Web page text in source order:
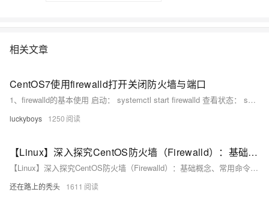
相关文章
CentOS7使用firewalld打开关闭防火墙与端口
1、firewalld的基本使用 启动： systemctl start firewalld 查看状态： systemctl status firewalld 停止： systemctl disable firewalld 禁用： systemctl stop firewalld 2.
luckyboys 1250
【Linux】深入探究CentOS防火墙（Firewalld）：基础概念、常用命令及实例操作
【Linux】深入探究CentOS防火墙（Firewalld）：基础概念、常用命令及实例操作
还在路上的秃头 1611